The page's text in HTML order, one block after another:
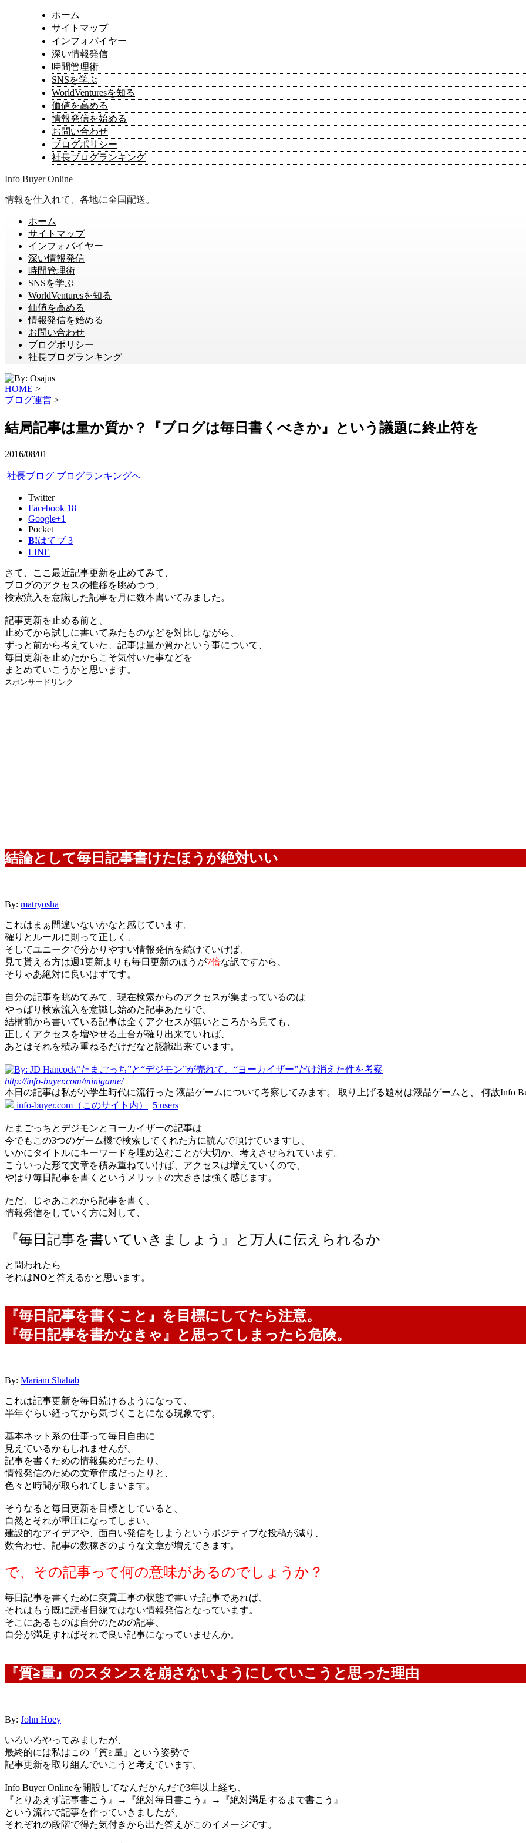
ホーム
サイトマップ
インフォバイヤー
深い情報発信
時間管理術
SNSを学ぶ
WorldVenturesを知る
価値を高める
情報発信を始める
お問い合わせ
ブログポリシー
社長ブログランキング
Info Buyer Online
情報を仕入れて、各地に全国配送。
ホーム
サイトマップ
インフォバイヤー
深い情報発信
時間管理術
SNSを学ぶ
WorldVenturesを知る
価値を高める
情報発信を始める
お問い合わせ
ブログポリシー
社長ブログランキング
HOME >
ブログ運営 >
結局記事は量か質か？『ブログは毎日書くべきか』という議題に終止符を
2016/08/01
社長ブログ ブログランキングへ
Twitter
Facebook 18
Google+1
Pocket
B!はてブ 3
LINE
さて、ここ最近記事更新を止めてみて、
ブログのアクセスの推移を眺めつつ、
検索流入を意識した記事を月に数本書いてみました。
記事更新を止める前と、
止めてから試しに書いてみたものなどを対比しながら、
ずっと前から考えていた、 記事は量か質かという事について、
毎日更新を止めたからこそ気付いた事などを
まとめていこうかと思います。
スポンサードリンク
結論として毎日記事書けたほうが絶対いい
By: matryosha
これはまぁ間違いないかなと感じています。
確りとルールに則って正しく、
そしてユニークで分かりやすい情報発信を続けていけば、
見て貰える方は週1更新よりも毎日更新のほうが7倍な訳ですから、
そりゃあ絶対に良いはずです。
自分の記事を眺めてみて、現在検索からのアクセスが集まっているのは
やっぱり検索流入を意識し始めた記事あたりで、
結構前から書いている記事は全くアクセスが無いところから見ても、
正しくアクセスを増やせる土台が確り出来ていれば、
あとはそれを積み重ねるだけだなと認識出来ています。
“たまごっち”と“デジモン”が売れて、“ヨーカイザー”だけ消えた件を考察
http://info-buyer.com/minigame/
本日の記事は私が小学生時代に流行った 液晶ゲームについて考察してみます。 取り上げる題材は液晶ゲームと、 何故Info
info-buyer.com（このサイト内）
5 users
たまごっちとデジモンとヨーカイザーの記事は
今でもこの3つのゲーム機で検索してくれた方に読んで頂けていますし、
いかにタイトルにキーワードを埋め込むことが大切か 、考えさせられています。
こういった形で文章を積み重ねていけば、アクセスは増えていくので、
やはり毎日記事を書くというメリットの大きさは強く感じます。
ただ、じゃあこれから記事を書く、
情報発信をしていく方に対して、
『毎日記事を書いていきましょう』と万人に伝えられるか
と問われたら
それはNOと答えるかと思います。
『毎日記事を書くこと』を目標にしてたら注意。
『毎日記事を書かなきゃ』と思ってしまったら危険。
By: Mariam Shahab
これは記事更新を毎日続けるようになって、
半年ぐらい経ってから気づくことになる現象です。
基本ネット系の仕事って毎日自由に
見えているかもしれませんが、
記事を書くための情報集めだったり、
情報発信のための文章作成だったり と、
色々と時間が取られてしまいます。
そうなると毎日更新を目標としていると、
自然とそれが重圧になってしまい、
建設的なアイデアや、面白い発信をしようというポジティブな投稿が減り、
数合わせ、記事の数稼ぎのような文章が増えてきます。
で、その記事って何の意味があるのでしょうか？
毎日記事を書くために突貫工事の状態で書いた記事であれば、
それはもう既に読者目線ではない情報発信となっています。
そこにあるものは自分のための記事、
自分が満足すればそれで良い記事になっていませんか。
『質≧量』のスタンスを崩さないようにしていこうと思った理由
By: John Hoey
いろいろやってみましたが、
最終的には私はこの 『質≧量』
という姿勢で
記事更新を取り組んでいこうと考えています。
Info Buyer Onlineを開設してなんだかんだで3年以上経ち、
『とりあえず記事書こう』→『絶対毎日書こう』→『絶対満足するまで書こう』
という流れで記事を作っていきましたが、
それぞれの段階で得た気付きから出た答えがこのイメージです。